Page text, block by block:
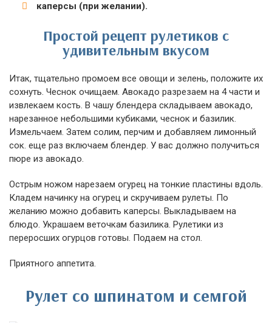
каперсы (при желании).
Простой рецепт рулетиков с
удивительным вкусом
Итак, тщательно промоем все овощи и зелень, положите их
сохнуть. Чеснок очищаем. Авокадо разрезаем на 4 части и
извлекаем кость. В чашу блендера складываем авокадо,
нарезанное небольшими кубиками, чеснок и базилик.
Измельчаем. Затем солим, перчим и добавляем лимонный
сок. еще раз включаем блендер. У вас должно получиться
пюре из авокадо.
Острым ножом нарезаем огурец на тонкие пластины вдоль.
Кладем начинку на огурец и скручиваем рулеты. По
желанию можно добавить каперсы. Выкладываем на
блюдо. Украшаем веточкам базилика. Рулетики из
переросших огурцов готовы. Подаем на стол.
Приятного аппетита.
Рулет со шпинатом и семгой